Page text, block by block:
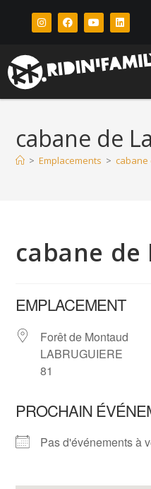
cabane de
> Emplacements > cabane
cabane
EMPLACEMENT
Forêt de Montaud
LABRUGUIERE
81
PROCHAIN
Pas d'événements à